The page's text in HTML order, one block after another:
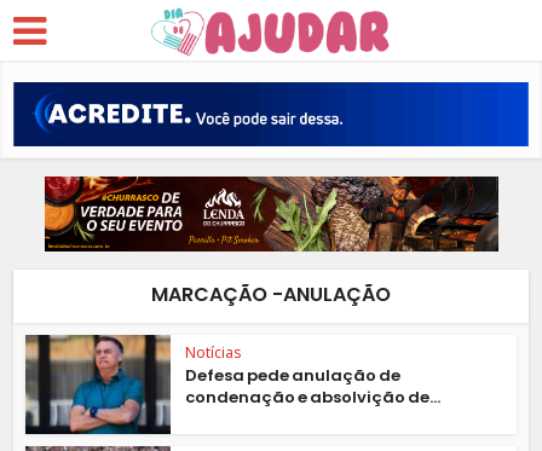
MARCAÇÃO -ANULAÇÃO
Notícias
Defesa pede anulação de
condenação e absolvição de...